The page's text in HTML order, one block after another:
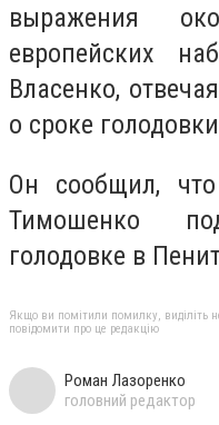
выражения
европейских
Власенко,
о сроке
Он сообщил,
Тимошенко
голодовке в
Якщо ви помітили помилку, виділіть
повідомити про це редакцію
Роман Лазоренко
головний редактор